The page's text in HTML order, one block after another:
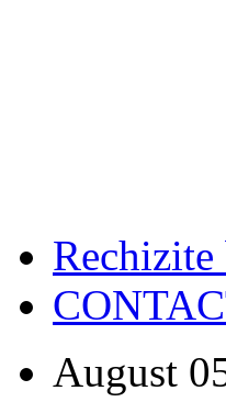
Rechizite
August